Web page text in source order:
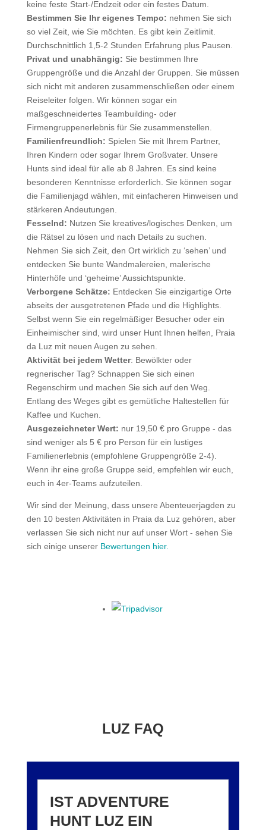
keine feste Start-/Endzeit oder ein festes Datum.
Bestimmen Sie Ihr eigenes Tempo: nehmen Sie sich
so viel Zeit, wie Sie möchten. Es gibt kein Zeitlimit.
Durchschnittlich 1,5-2 Stunden Erfahrung plus Pausen.
Privat und unabhängig: Sie bestimmen Ihre
Gruppengröße und die Anzahl der Gruppen. Sie müssen
sich nicht mit anderen zusammenschließen oder einem
Reiseleiter folgen. Wir können sogar ein
maßgeschneidertes Teambuilding- oder
Firmengruppenerlebnis für Sie zusammenstellen.
Familienfreundlich: Spielen Sie mit Ihrem Partner,
Ihren Kindern oder sogar Ihrem Großvater. Unsere
Hunts sind ideal für alle ab 8 Jahren. Es sind keine
besonderen Kenntnisse erforderlich. Sie können sogar
die Familienjagd wählen, mit einfacheren Hinweisen und
stärkeren Andeutungen.
Fesselnd: Nutzen Sie kreatives/logisches Denken, um
die Rätsel zu lösen und nach Details zu suchen.
Nehmen Sie sich Zeit, den Ort wirklich zu ‘sehen’ und
entdecken Sie bunte Wandmalereien, malerische
Hinterhöfe und ‘geheime’ Aussichtspunkte.
Verborgene Schätze: Entdecken Sie einzigartige Orte
abseits der ausgetretenen Pfade und die Highlights.
Selbst wenn Sie ein regelmäßiger Besucher oder ein
Einheimischer sind, wird unser Hunt Ihnen helfen, Praia
da Luz mit neuen Augen zu sehen.
Aktivität bei jedem Wetter: Bewölkter oder
regnerischer Tag? Schnappen Sie sich einen
Regenschirm und machen Sie sich auf den Weg.
Entlang des Weges gibt es gemütliche Haltestellen für
Kaffee und Kuchen.
Ausgezeichneter Wert: nur 19,50 € pro Gruppe - das
sind weniger als 5 € pro Person für ein lustiges
Familienerlebnis (empfohlene Gruppengröße 2-4).
Wenn ihr eine große Gruppe seid, empfehlen wir euch,
euch in 4er-Teams aufzuteilen.
Wir sind der Meinung, dass unsere Abenteuerjagden zu
den 10 besten Aktivitäten in Praia da Luz gehören, aber
verlassen Sie sich nicht nur auf unser Wort - sehen Sie
sich einige unserer Bewertungen hier.
LUZ FAQ
IST ADVENTURE
HUNT LUZ EIN